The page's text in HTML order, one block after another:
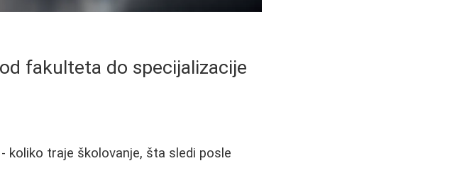
fakulteta do specijalizacije
koliko traje školovanje, šta sledi posle